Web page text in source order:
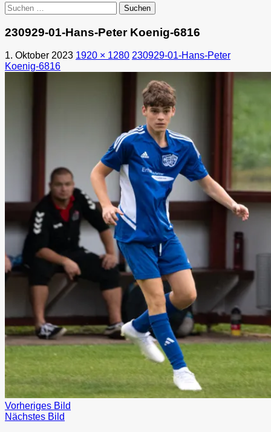
Suchen
nach:
230929-01-Hans-Peter Koenig-6816
1. Oktober 2023 1920 × 1280 230929-01-Hans-Peter
Koenig-6816
Vorheriges Bild
Nächstes Bild